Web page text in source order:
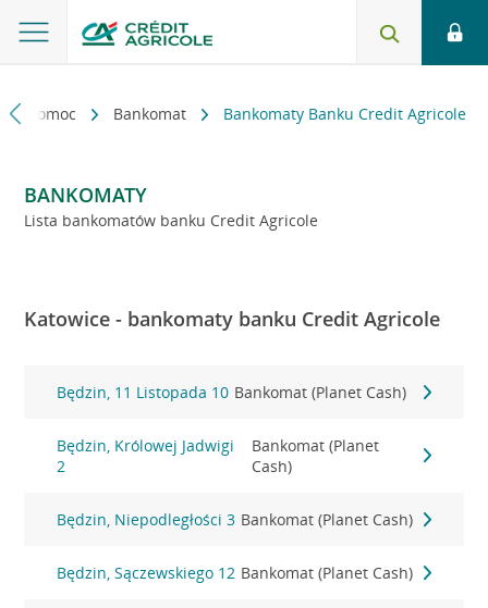
i pomoc Bankomat Bankomaty Banku Credit Agricole
BANKOMATY
Lista bankomatów banku Credit Agricole
Katowice - bankomaty banku Credit Agricole
Będzin, 11 Listopada 10 Bankomat (Planet Cash)
Będzin, Królowej Jadwigi
2
Bankomat (Planet
Cash)
Będzin, Niepodległości 3 Bankomat (Planet Cash)
Będzin, Sączewskiego 12 Bankomat (Planet Cash)